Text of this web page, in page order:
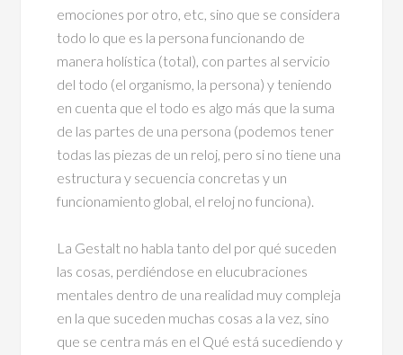
emociones por otro, etc, sino que se considera
todo lo que es la persona funcionando de
manera holística (total), con partes al servicio
del todo (el organismo, la persona) y teniendo
en cuenta que el todo es algo más que la suma
de las partes de una persona (podemos tener
todas las piezas de un reloj, pero si no tiene una
estructura y secuencia concretas y un
funcionamiento global, el reloj no funciona).
La Gestalt no habla tanto del por qué suceden
las cosas, perdiéndose en elucubraciones
mentales dentro de una realidad muy compleja
en la que suceden muchas cosas a la vez, sino
que se centra más en el Qué está sucediendo y